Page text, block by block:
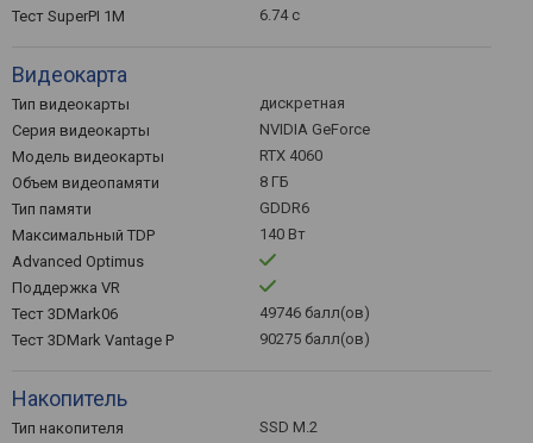
Тест SuperPI 1M
6.74 с
Видеокарта
Тип видеокарты
дискретная
Серия видеокарты
NVIDIA GeForce
Модель видеокарты
RTX 4060
Объем видеопамяти
8 ГБ
Тип памяти
GDDR6
Максимальный TDP
140 Вт
Advanced Optimus
Поддержка VR
Тест 3DMark06
49746 балл(ов)
Тест 3DMark Vantage P
90275 балл(ов)
Накопитель
Тип накопителя
SSD M.2